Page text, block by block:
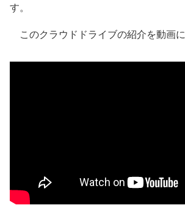
す。
このクラウドドライブの紹介を動画に